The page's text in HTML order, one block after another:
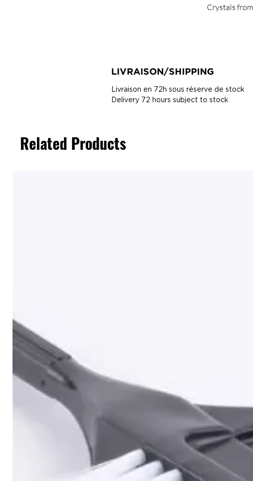
Crystals
LIVRAISON/SHIPPING
Livraison en 72h sous réserve de stock
Delivery 72 hours subject to stock
Related Products